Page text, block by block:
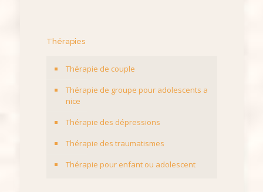
Thérapies
Thérapie de couple
Thérapie de groupe pour adolescents a
nice
Thérapie des dépressions
Thérapie des traumatismes
Thérapie pour enfant ou adolescent